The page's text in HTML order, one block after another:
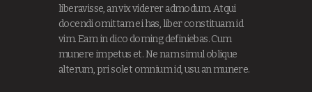
liberavisse, an vix viderer admodum. Atqui
docendi omittam ei has, liber constituam id
vim. Eam in dico doming definiebas. Cum
munere impetus et. Ne nam simul oblique
alterum, pri solet omnium id, usu an munere.